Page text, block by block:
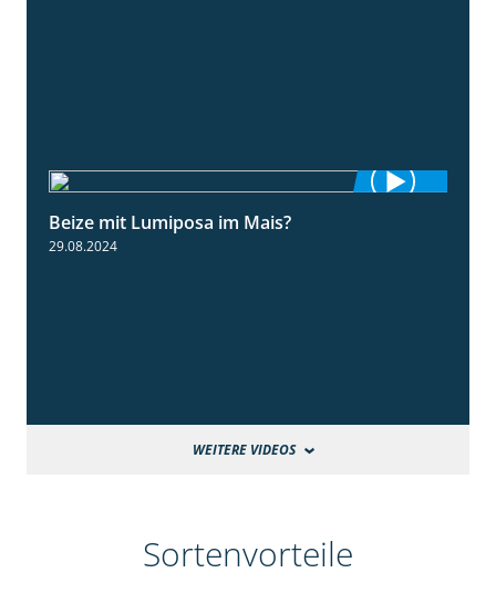
Beize mit Lumiposa im Mais?
29.08.2024
WEITERE VIDEOS
Sortenvorteile